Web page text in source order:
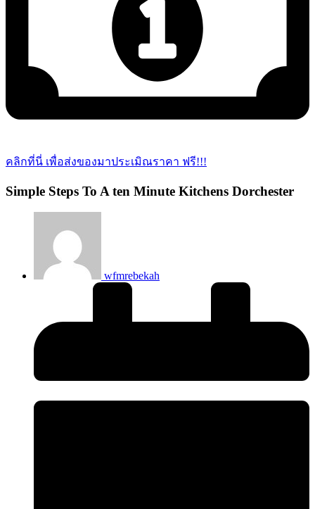
คลิกที่นี่ เพื่อส่งของมาประเมิณราคา ฟรี!!!
Simple Steps To A ten Minute Kitchens Dorchester
wfmrebekah